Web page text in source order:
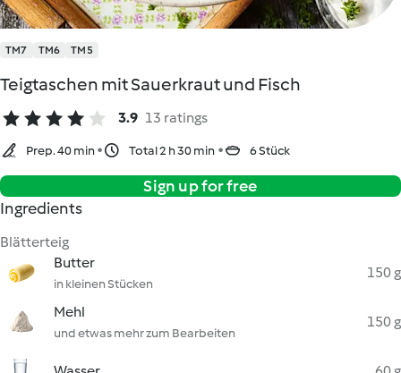
TM7 TM6 TM5
Teigtaschen mit Sauerkraut und Fisch
3.9 13 ratings
Prep. 40 min Total 2 h 30 min 6 Stück
Sign up for free
Ingredients
Blätterteig
Butter
in kleinen Stücken
150 g
Mehl
und etwas mehr zum Bearbeiten
150 g